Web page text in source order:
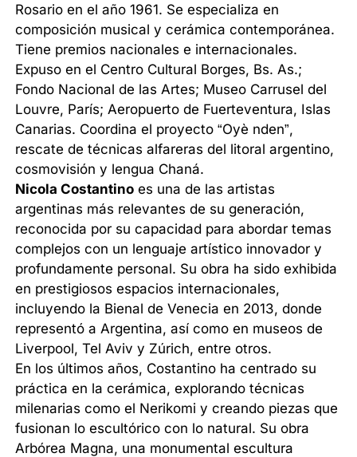
Rosario en el año 1961. Se especializa en
composición musical y cerámica contemporánea.
Tiene premios nacionales e internacionales.
Expuso en el Centro Cultural Borges, Bs. As.;
Fondo Nacional de las Artes; Museo Carrusel del
Louvre, París; Aeropuerto de Fuerteventura, Islas
Canarias. Coordina el proyecto “Oyè nden”,
rescate de técnicas alfareras del litoral argentino,
cosmovisión y lengua Chaná.
Nicola Costantino es una de las artistas
argentinas más relevantes de su generación,
reconocida por su capacidad para abordar temas
complejos con un lenguaje artístico innovador y
profundamente personal. Su obra ha sido exhibida
en prestigiosos espacios internacionales,
incluyendo la Bienal de Venecia en 2013, donde
representó a Argentina, así como en museos de
Liverpool, Tel Aviv y Zúrich, entre otros.
En los últimos años, Costantino ha centrado su
práctica en la cerámica, explorando técnicas
milenarias como el Nerikomi y creando piezas que
fusionan lo escultórico con lo natural. Su obra
Arbórea Magna, una monumental escultura